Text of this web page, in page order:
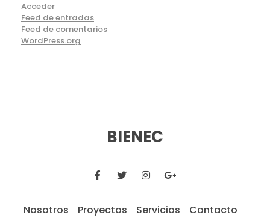
Acceder
Feed de entradas
Feed de comentarios
WordPress.org
Nosotros Proyectos Servicios Contacto
BIENEC